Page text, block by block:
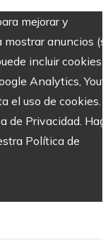
mejorar y
anuncios
incluir cookies
Analytics,
el uso de cookies.
de Privacidad.
Política de